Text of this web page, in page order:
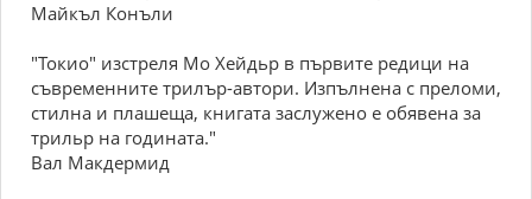
Майкъл Конъли
"Токио" изстреля Мо Хейдьр в първите редици на
съвременните трилър-автори. Изпълнена с преломи,
стилна и плашеща, книгата заслужено е обявена за
трильр на годината."
Вал Макдермид